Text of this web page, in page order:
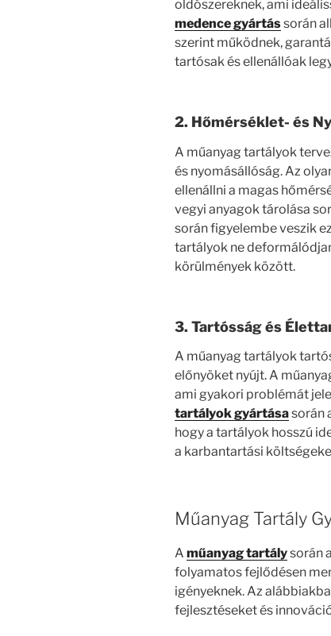
oldószereknek, ami
medence gyártássorán
szerint működnek,
tartósak és ellenállóak
2. Hőmérséklet- és
A műanyag tartályok
és nyomásállóság. Az
ellenállni a magas
vegyi anyagok tárolása
során figyelembe veszik
tartályok ne
körülmények között.
3. Tartósság és
A műanyag tartályok
előnyöket nyújt. A
ami gyakori problémát
tartályok gyártásasorán
hogy a tartályok hosszú
a karbantartási
Műanyag Tartály
A műanyag tartálysorán
folyamatos fejlődésen
igényeknek. Az
fejlesztéseket és